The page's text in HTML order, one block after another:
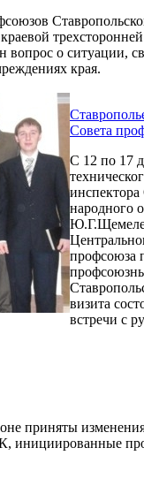
о ситуации,
края.
Совета
С 12 по 17
народного
профсоюза
визита
встречи с
приняты
инициированные